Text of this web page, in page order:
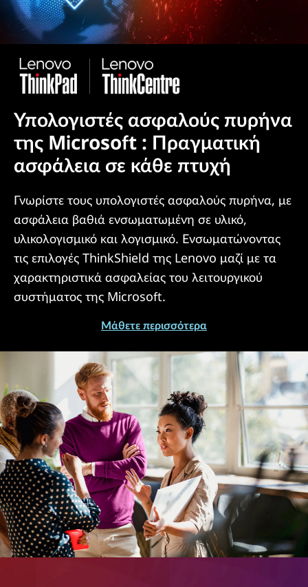
Υπολογιστές ασφαλούς πυρήνα
της Microsoft : Πραγματική
ασφάλεια σε κάθε πτυχή
Γνωρίστε τους υπολογιστές ασφαλούς πυρήνα, με
ασφάλεια βαθιά ενσωματωμένη σε υλικό,
υλικολογισμικό και λογισμικό. Ενσωματώνοντας
τις επιλογές ThinkShield της Lenovo μαζί με τα
χαρακτηριστικά ασφαλείας του λειτουργικού
συστήματος της Microsoft.
Μάθετε περισσότερα